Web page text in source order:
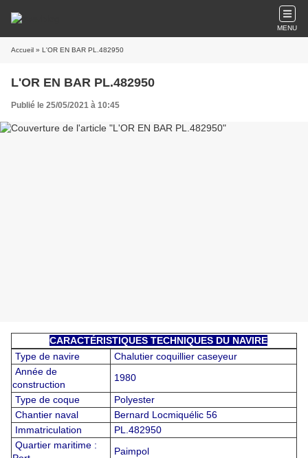
MENU
Accueil » L'OR EN BAR PL.482950
L'OR EN BAR PL.482950
Publié le 25/05/2021 à 10:45
CARACTÉRISTIQUES TECHNIQUES DU NAVIRE
Type de navire
Chalutier coquillier caseyeur
Année de
construction
1980
Type de coque
Polyester
Chantier naval
Bernard Locmiquélic 56
Immatriculation
PL.482950
Quartier maritime :
Paimpol